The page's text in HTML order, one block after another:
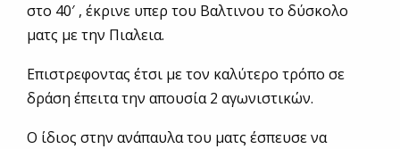
στο 40′ , έκρινε υπερ του Βαλτινου το δύσκολο
ματς με την Πιαλεια.
Επιστρεφοντας έτσι με τον καλύτερο τρόπο σε
δράση έπειτα την απουσία 2 αγωνιστικών.
Ο ίδιος στην ανάπαυλα του ματς έσπευσε να